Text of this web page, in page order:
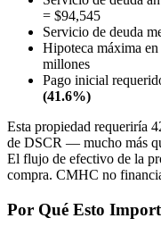
= $94,545
Servicio de deuda
Hipoteca máxima
millones
Pago inicial
(41.6%)
Esta propiedad requeriría
de DSCR — mucho más
El flujo de efectivo de la
compra. CMHC no
Por Qué Esto